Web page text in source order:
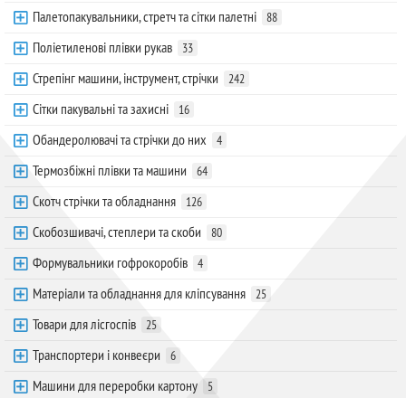
Палетопакувальники, стретч та сітки палетні 88
Поліетиленові плівки рукав 33
Стрепінг машини, інструмент, стрічки 242
Сітки пакувальні та захисні 16
Обандеролювачі та стрічки до них 4
Термозбіжні плівки та машини 64
Скотч стрічки та обладнання 126
Скобозшивачі, степлери та скоби 80
Формувальники гофрокоробів 4
Матеріали та обладнання для кліпсування 25
Товари для лісгоспів 25
Транспортери і конвеєри 6
Машини для переробки картону 5